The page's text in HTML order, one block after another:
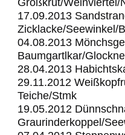
17.09.2013
Zicklacke/Seewinkel/
04.08.2013
Baumgartlkar/
28.04.2013
29.11.2012
Teiche/Stmk
19.05.2012
Graurinderkoppel/